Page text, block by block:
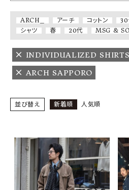
BRAND
CATEGORY
CONTENTS
ご利用ガイド
プライバシーポリシー
特定商取引法について
ARCH_ アーチ コットン 30
シャツ
春 20代 MSG &
INDIVIDUALIZED SHIRTS
ARCH SAPPORO
並び替え 新着順 人気順